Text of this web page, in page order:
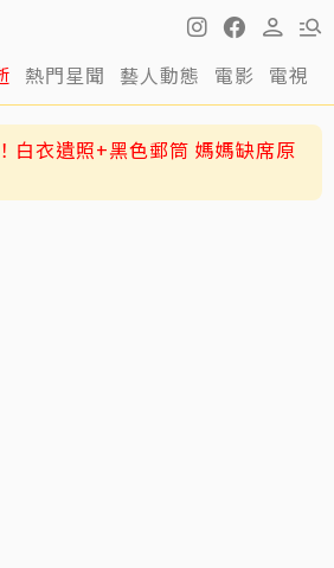
熱門星聞 藝人動態 電影 電視
白衣遺照+黑色郵筒 媽媽缺席原